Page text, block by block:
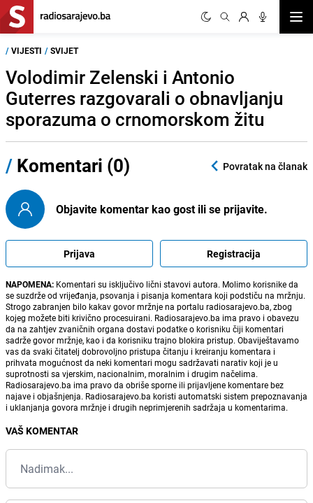
/ VIJESTI / SVIJET
Volodimir Zelenski i Antonio
Guterres razgovarali o obnavljanju
sporazuma o crnomorskom žitu
/ Komentari (0) Povratak na članak
Objavite komentar kao gost ili se prijavite.
Prijava Registracija
NAPOMENA: Komentari su isključivo lični stavovi autora. Molimo korisnike da
se suzdrže od vrijeđanja, psovanja i pisanja komentara koji podstiču na mržnju.
Strogo zabranjen bilo kakav govor mržnje na portalu radiosarajevo.ba, zbog
kojeg možete biti krivično procesuirani. Radiosarajevo.ba ima pravo i obavezu
da na zahtjev zvaničnih organa dostavi podatke o korisniku čiji komentari
sadrže govor mržnje, kao i da korisniku trajno blokira pristup. Obaviještavamo
vas da svaki čitatelj dobrovoljno pristupa čitanju i kreiranju komentara i
prihvata mogućnost da neki komentari mogu sadržavati narativ koji je u
suprotnosti sa vjerskim, nacionalnim, moralnim i drugim načelima.
Radiosarajevo.ba ima pravo da obriše sporne ili prijavljene komentare bez
najave i objašnjenja. Radiosarajevo.ba koristi automatski sistem prepoznavanja
i uklanjanja govora mržnje i drugih neprimjerenih sadržaja u komentarima.
VAŠ KOMENTAR